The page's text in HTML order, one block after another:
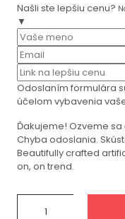
Našli ste lepšiu cenu?
▼
Odoslaním formulára
účelom vybavenia
Ďakujeme! Ozveme sa
Chyba odoslania.
Beautifully crafted
on, on trend.